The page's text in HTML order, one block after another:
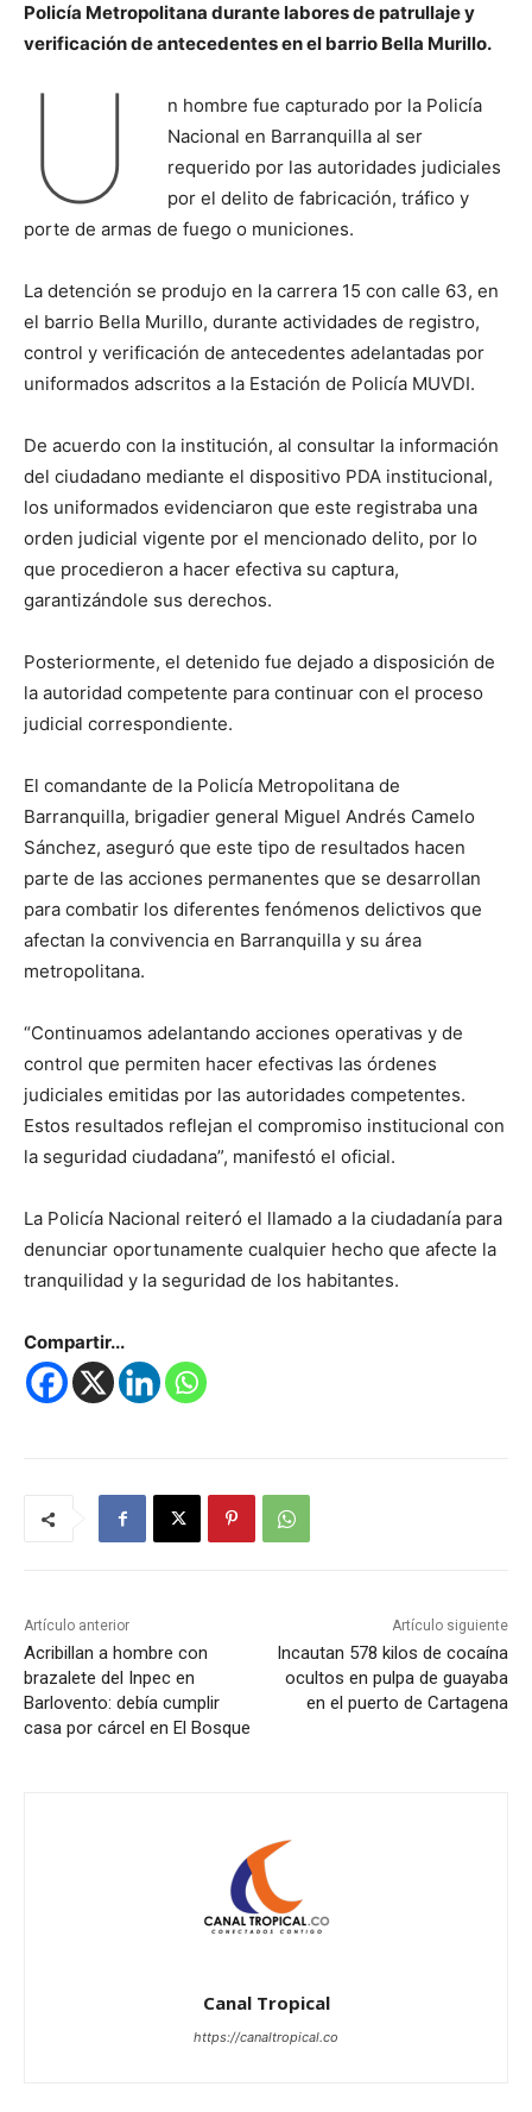
Policía Metropolitana durante labores de patrullaje y
verificación de antecedentes en el barrio Bella Murillo.
U
n hombre fue capturado por la Policía
Nacional en Barranquilla al ser
requerido por las autoridades judiciales
por el delito de fabricación, tráfico y
porte de armas de fuego o municiones.
La detención se produjo en la carrera 15 con calle 63, en
el barrio Bella Murillo, durante actividades de registro,
control y verificación de antecedentes adelantadas por
uniformados adscritos a la Estación de Policía MUVDI.
De acuerdo con la institución, al consultar la información
del ciudadano mediante el dispositivo PDA institucional,
los uniformados evidenciaron que este registraba una
orden judicial vigente por el mencionado delito, por lo
que procedieron a hacer efectiva su captura,
garantizándole sus derechos.
Posteriormente, el detenido fue dejado a disposición de
la autoridad competente para continuar con el proceso
judicial correspondiente.
El comandante de la Policía Metropolitana de
Barranquilla, brigadier general Miguel Andrés Camelo
Sánchez, aseguró que este tipo de resultados hacen
parte de las acciones permanentes que se desarrollan
para combatir los diferentes fenómenos delictivos que
afectan la convivencia en Barranquilla y su área
metropolitana.
“Continuamos adelantando acciones operativas y de
control que permiten hacer efectivas las órdenes
judiciales emitidas por las autoridades competentes.
Estos resultados reflejan el compromiso institucional con
la seguridad ciudadana”, manifestó el oficial.
La Policía Nacional reiteró el llamado a la ciudadanía para
denunciar oportunamente cualquier hecho que afecte la
tranquilidad y la seguridad de los habitantes.
Compartir...
Artículo anterior
Acribillan a hombre con
brazalete del Inpec en
Barlovento: debía cumplir
casa por cárcel en El Bosque
Artículo siguiente
Incautan 578 kilos de cocaína
ocultos en pulpa de guayaba
en el puerto de Cartagena
Canal Tropical
https://canaltropical.co